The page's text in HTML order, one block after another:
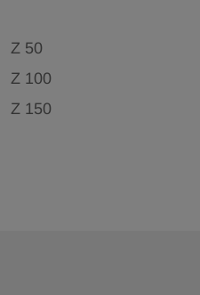
Z 50
Z 100
Z 150